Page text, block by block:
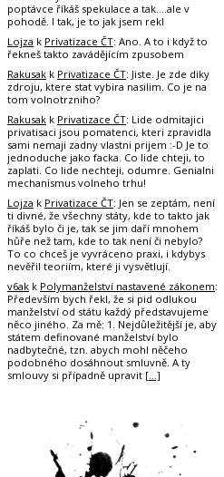
poptávce říkáš spekulace a tak....ale v
pohodě. I tak, je to jak jsem rekl
Lojza k Privatizace ČT: Ano. A to i když to
řekneš takto zavádějícím zpusobem
Rakusak k Privatizace ČT: Jiste. Je zde diky
zdroju, ktere stat vybira nasilim. Co je na
tom volnotrzniho?
Rakusak k Privatizace ČT: Lide odmitajici
privatisaci jsou pomatenci, kteri zpravidla
sami nemaji zadny vlastni prijem :-D Je to
jednoduche jako facka. Co lide chteji, to
zaplati. Co lide nechteji, odumre. Genialni
mechanismus volneho trhu!
Lojza k Privatizace ČT: Jen se zeptám, není
ti divné, že všechny státy, kde to takto jak
říkáš bylo či je, tak se jim daří mnohem
hůře než tam, kde to tak není či nebylo?
To co chceš je vyvráceno praxi, i kdybys
nevěřil teoriím, které ji vysvětlují.
v6ak k Polymanželství nastavené zákonem:
Především bych řekl, že si pid odlukou
manželství od státu každý představujeme
něco jiného. Za mě: 1. Nejdůležitější je, aby
státem definované manželství bylo
nadbytečné, tzn. abych mohl něčeho
podobného dosáhnout smluvně. A ty
smlouvy si případně upravit […]